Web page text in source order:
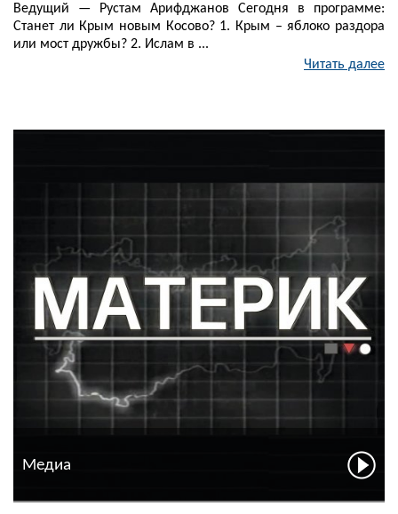
Ведущий — Рустам Арифджанов Сегодня в программе:
Станет ли Крым новым Косово? 1. Крым – яблоко раздора
или мост дружбы? 2. Ислам в ...
Читать далее
Медиа